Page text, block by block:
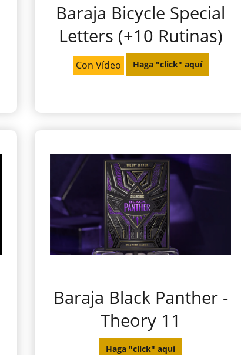
Baraja Bicycle Special
Letters (+10 Rutinas)
Con Vídeo Haga "click" aquí
Baraja Black Panther -
Theory 11
Haga "click" aquí